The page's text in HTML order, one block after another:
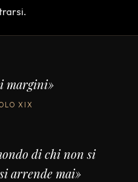
margini»
XIX
di chi non si
arrende mai»